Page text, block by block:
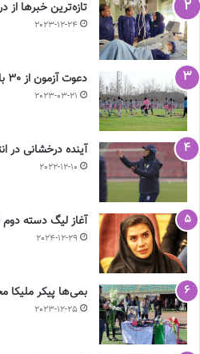
تازه‌ترین خبرها از درمان ۲ ملی‌پوش
2023-12-24
دعوت آزمون از 30 بازیکن به اردوی تیم ملی
2023-03-21
آینده درخشانی در
2022-12-10
آغاز لیگ دسته دوم
2024-12-29
بمی‌ها پیکر ملیکا
2023-12-25